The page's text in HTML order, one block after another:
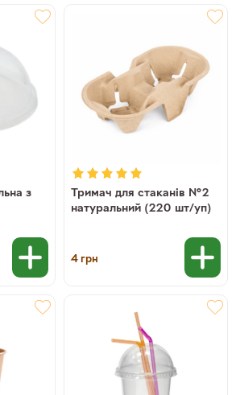
з
Тримач для стаканів №2
натуральний (220 шт/уп)
4грн